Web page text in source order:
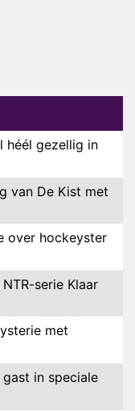
héél gezellig in
van De Kist met
over hockeyster
serie Klaar
met
in speciale